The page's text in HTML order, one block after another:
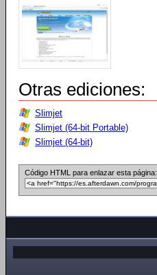
Otras ediciones:
Slimjet
Slimjet (64-bit Portable)
Slimjet (64-bit)
Código HTML para enlazar esta página: